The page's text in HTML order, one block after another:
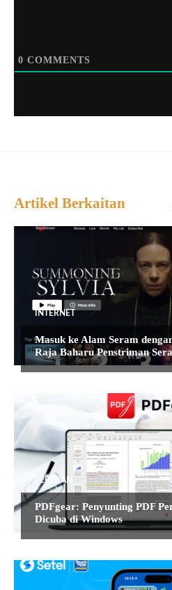
0 COMMENTS
Artikel Berkaitan
INTERNET
Masuk ke Alam Seram
Raja Baharu Penstriman
PERISIAN
PDFgear: Penyunting PDF
Dicuba di Windows